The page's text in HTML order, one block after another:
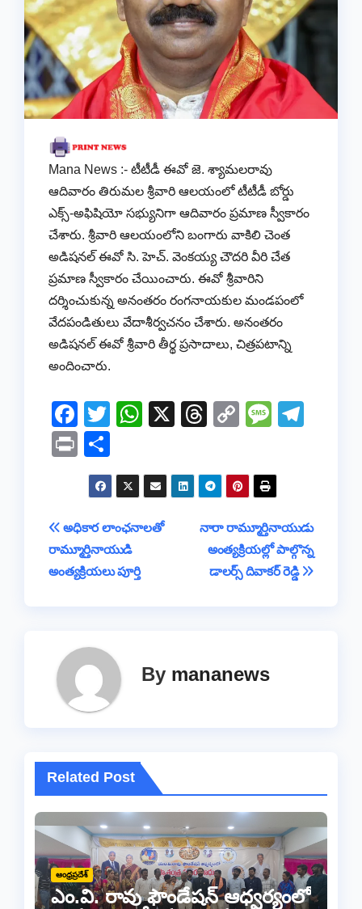
Mana News :- టీటీడీ ఈవో జె. శ్యామలరావు
ఆదివారం తిరుమ‌ల‌ శ్రీవారి ఆలయంలో టీటీడీ బోర్డు
ఎక్స్-అఫిషియో సభ్యునిగా ఆదివారం ప్రమాణ స్వీకారం
చేశారు. శ్రీ‌వారి ఆల‌యంలోని బంగారు వాకిలి చెంత
అడిషనల్ ఈవో సి. హెచ్. వెంకయ్య చౌదరి వీరి చేత
ప్రమాణ స్వీకారం చేయించారు. ఈవో శ్రీవారిని
దర్శించుకున్న అనంతరం రంగనాయకుల మండపంలో
వేదపండితులు వేదాశీర్వచనం చేశారు. అనంత‌రం
అడిషనల్ ఈవో శ్రీ‌వారి తీర్థ ప్ర‌సాదాలు, చిత్ర‌ప‌టాన్ని
అందించారు.
F
a
c
e
b
o
o
T
er
W
s
A
X
T
a
d
s
C
y
Li
n
k
M
a
g
e
a
m
Pr
in h
ar
e
Post
navigation
నారా రామ్మూర్తినాయుడు
అంత్యక్రియల్లో పాల్గొన్న
డాలర్స్ దివాకర్ రెడ్డి
అధికార లాంఛనాలతో
రామ్మూర్తినాయుడి
అంత్యక్రియలు పూర్తి
By mananews
Related Post
ఆంధ్రప్రదేశ్
ఎం.వి. రావు ఫౌండేషన్ ఆధ్వర్యంలో